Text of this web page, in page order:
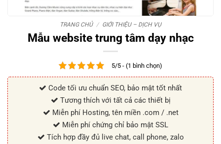
TRANG CHỦ / GIỚI THIỆU – DỊCH VỤ
Mẫu website trung tâm dạy nhạc
5/5 - (1 bình chọn)
Code tối ưu chuẩn SEO, bảo mật tốt nhất
Tương thích với tất cả các thiết bị
Miễn phí Hosting, tên miền .com / .net
Miễn phí chứng chỉ bảo mật SSL
Tích hợp đầy đủ live chat, call phone, zalo